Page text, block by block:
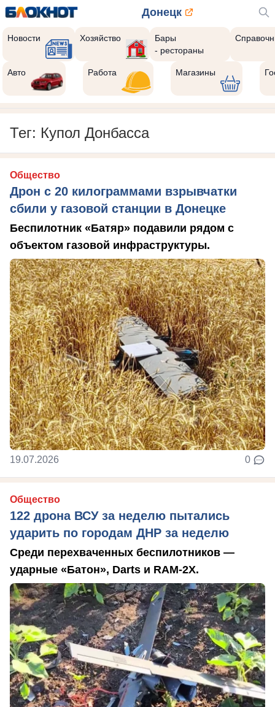
Донецк
Новости Хозяйство
Бары
- рестораны
Авто Работа Магазины
Тег: Купол Донбасса
Общество
Дрон с 20 килограммами взрывчатки
сбили у газовой станции в Донецке
Беспилотник «Батяр» подавили рядом с
объектом газовой инфраструктуры.
19.07.2026 0
Общество
122 дрона ВСУ за неделю пытались
ударить по городам ДНР за неделю
Среди перехваченных беспилотников —
ударные «Батон», Darts и RAM-2X.